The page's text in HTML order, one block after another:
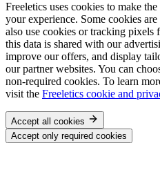
Freeletics uses cookies to make
your experience. Some cookies
also use cookies or tracking pixels
this data is shared with our
improve our offers, and display
our partner websites. You can
non-required cookies. To learn
visit the Freeletics cookie and
Accept all cookies
Accept only required cookies